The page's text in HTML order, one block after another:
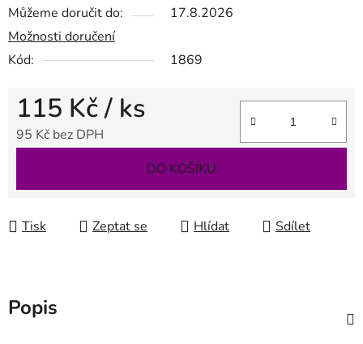
Můžeme doručit do:
17.8.2026
Možnosti doručení
Kód:
1869
115 Kč/ ks
95 Kč bez DPH
DO KOŠÍKU
Tisk Zeptat se Hlídat Sdílet
Popis